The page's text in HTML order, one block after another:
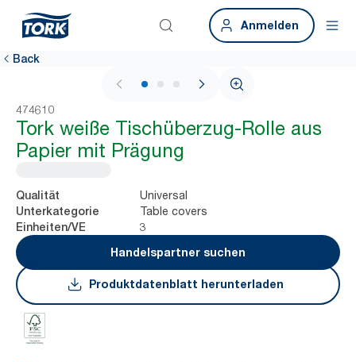
Anmelden
Back
1 / 3
474610
Tork weiße Tischüberzug-Rolle aus
Papier mit Prägung
Qualität Universal
Unterkategorie Table covers
Einheiten/VE
3
Handelspartner suchen
Produktdatenblatt herunterladen